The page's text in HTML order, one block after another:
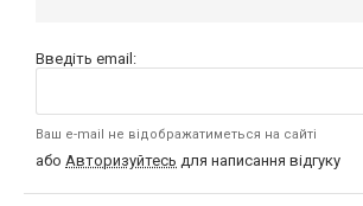
Введіть email:
Ваш e-mail не відображатиметься на сайті
або Авторизуйтесь для написання відгуку